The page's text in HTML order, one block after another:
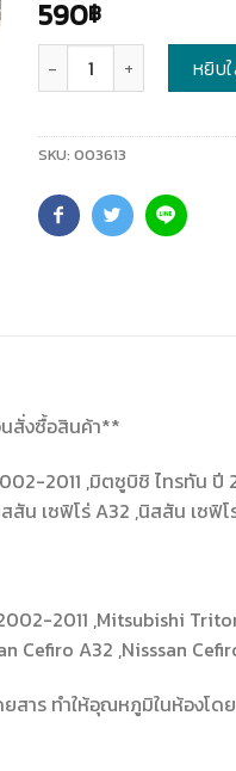
590฿
หยิบ
SKU: 003613
สั่งซื้อสินค้า**
2011 ,มิตซูบิชิ ไทรทัน
น เซฟิโร่ A32 ,นิสสัน เซฟิโ
2011 ,Mitsubishi
Cefiro A32 ,Nisssan
สาร ทำให้อุณหภูมิในห้องโด